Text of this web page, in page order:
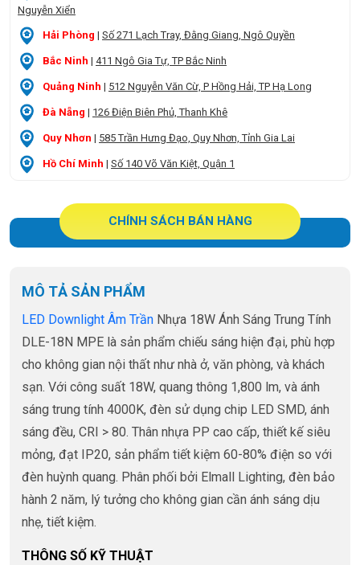
Nguyễn Xiển
Hải Phòng | Số 271 Lạch Tray, Đằng Giang, Ngô Quyền
Bắc Ninh | 411 Ngô Gia Tự, TP Bắc Ninh
Quảng Ninh | 512 Nguyễn Văn Cừ, P Hồng Hải, TP Hạ Long
Đà Nẵng | 126 Điện Biên Phủ, Thanh Khê
Quy Nhơn | 585 Trần Hưng Đạo, Quy Nhơn, Tỉnh Gia Lai
Hồ Chí Minh | Số 140 Võ Văn Kiệt, Quận 1
CHÍNH SÁCH BÁN HÀNG
MÔ TẢ SẢN PHẨM
LED Downlight Âm Trần Nhựa 18W Ánh Sáng Trung Tính
DLE-18N MPE là sản phẩm chiếu sáng hiện đại, phù hợp
cho không gian nội thất như nhà ở, văn phòng, và khách
sạn. Với công suất 18W, quang thông 1,800 lm, và ánh
sáng trung tính 4000K, đèn sử dụng chip LED SMD, ánh
sáng đều, CRI > 80. Thân nhựa PP cao cấp, thiết kế siêu
mỏng, đạt IP20, sản phẩm tiết kiệm 60-80% điện so với
đèn huỳnh quang. Phân phối bởi Elmall Lighting, đèn bảo
hành 2 năm, lý tưởng cho không gian cần ánh sáng dịu
nhẹ, tiết kiệm.
THÔNG SỐ KỸ THUẬT